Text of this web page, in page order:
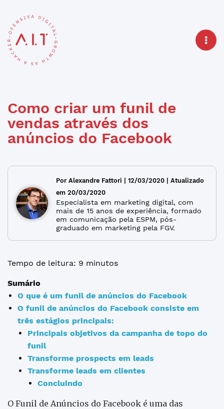
Como criar um funil de
vendas através dos
anúncios do Facebook
Por Alexandre Fattori | 12/03/2020 | Atualizado
em 20/03/2020
Especialista em marketing digital, com
mais de 15 anos de experiência, formado
em comunicação pela ESPM, pós-
graduado em marketing pela FGV.
Tempo de leitura: 9 minutos
Sumário
O que é um funil de anúncios do Facebook
O funil de anúncios do Facebook consiste em
três estágios principais:
Principais objetivos da campanha de topo do
funil
Transforme prospects em leads
Transforme leads em clientes
Concluindo
O Funil de Anúncios do Facebook é uma das